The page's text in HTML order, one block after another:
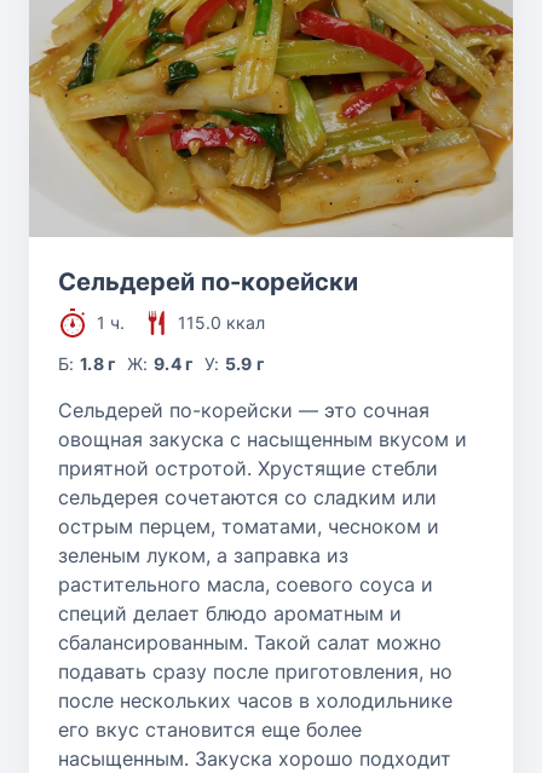
Сельдерей по-корейски
1 ч.
115.0 ккал
Б:1.8 г Ж: 9.4 г У: 5.9 г
Сельдерей по-корейски — это сочная
овощная закуска с насыщенным вкусом и
приятной остротой. Хрустящие стебли
сельдерея сочетаются со сладким или
острым перцем, томатами, чесноком и
зеленым луком, а заправка из
растительного масла, соевого соуса и
специй делает блюдо ароматным и
сбалансированным. Такой салат можно
подавать сразу после приготовления, но
после нескольких часов в холодильнике
его вкус становится еще более
насыщенным. Закуска хорошо подходит